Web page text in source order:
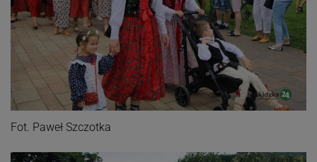
Fot. Paweł Szczotka